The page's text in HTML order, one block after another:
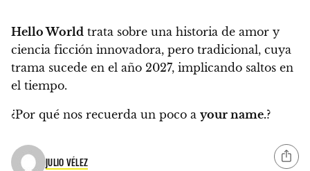
Hello World trata sobre una historia de amor y
ciencia ficción innovadora, pero tradicional, cuya
trama sucede en el año 2027, implicando saltos en
el tiempo.
¿Por qué nos recuerda un poco a your name.?
JULIO VÉLEZ